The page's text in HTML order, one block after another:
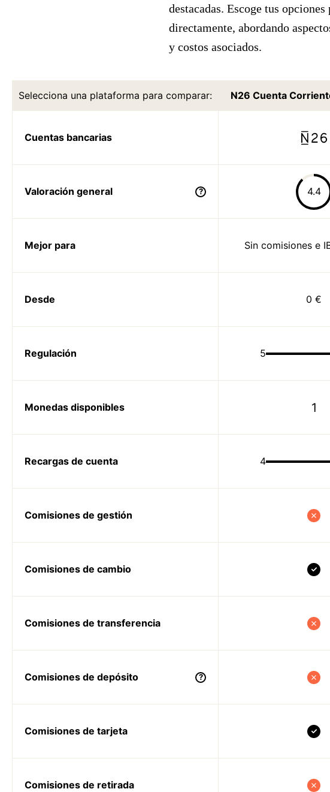
destacadas. Escoge tus
directamente, abordando
y costos asociados.
Selecciona una plataforma para comparar:
Cuentas bancarias
Valoración general ?
Mejor para
Desde
Regulación
Monedas disponibles
Recargas de cuenta
Comisiones de gestión
Comisiones de cambio
Comisiones de transferencia
Comisiones de depósito ?
Comisiones de tarjeta
Comisiones de retirada
4.4
Sin comisiones e
0 €
5
1
4